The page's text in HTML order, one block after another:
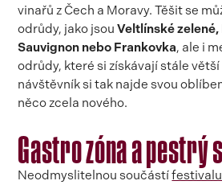
vinařů z Čech a Moravy. Těšit se
odrůdy, jako jsouVeltlínské zelené,
Sauvignon nebo Frankovka, ale i
odrůdy, které si získávají stále
návštěvník si tak najde svou
něco zcela nového.
Gastro zóna a pestrý
Neodmyslitelnou součástífestivalu